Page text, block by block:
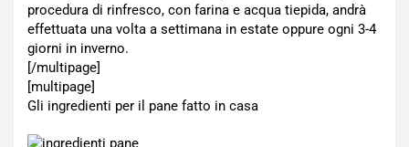
procedura di rinfresco, con farina e acqua tiepida, andrà
effettuata una volta a settimana in estate oppure ogni 3-4
giorni in inverno.
[/multipage]
[multipage]
Gli ingredienti per il pane fatto in casa